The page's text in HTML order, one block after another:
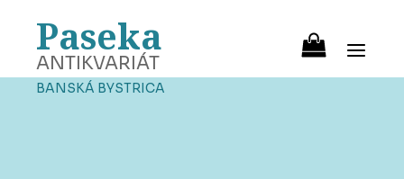
Paseka
ANTIKVARIÁT
BANSKÁ BYSTRICA